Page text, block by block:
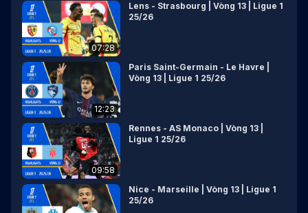
07:28
Lens - Strasbourg | Vòng 13 | Ligue 1
25/26
12:23
Paris Saint-Germain - Le Havre |
Vòng 13 | Ligue 1 25/26
09:58
Rennes - AS Monaco | Vòng 13 |
Ligue 1 25/26
Nice - Marseille | Vòng 13 | Ligue 1
25/26